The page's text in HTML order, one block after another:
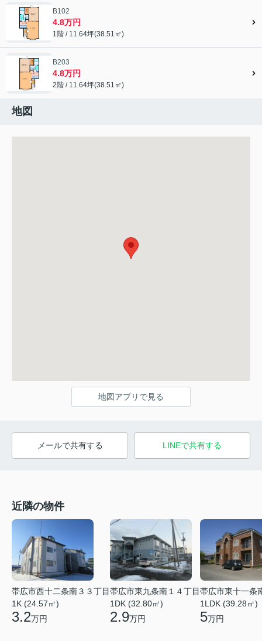
B102
4.8万円
1階 / 11.64坪(38.51㎡)
B203
4.8万円
2階 / 11.64坪(38.51㎡)
地図
地図アプリで見る
メールで共有する LINEで共有する
近隣の物件
帯広市西十二条南３３丁目
1K (24.57㎡)
3.2万円
帯広市東九条南１４丁目
1DK (32.80㎡)
2.9万円
帯広市東十一条
1LDK (39.28㎡)
5万円